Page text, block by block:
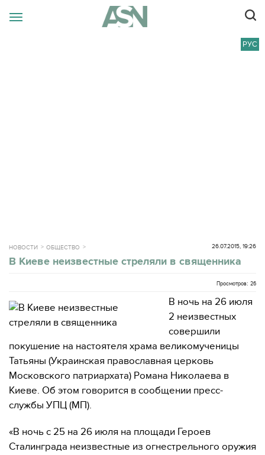
РУС
НОВОСТИ ОБЩЕСТВО 26.07.2015, 19:26
В Киеве неизвестные стреляли в священника
Просмотров: 26
В ночь на 26 июля
2 неизвестных
совершили
покушение на настоятеля храма великомученицы
Татьяны (Украинская православная церковь
Московского патриархата) Романа Николаева в
Киеве. Об этом говорится в сообщении пресс-
службы УПЦ (МП).
«В ночь с 25 на 26 июля на площади Героев
Сталинграда неизвестные из огнестрельного оружия